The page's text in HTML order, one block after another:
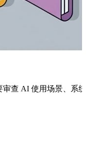
查 AI 使用场景、系